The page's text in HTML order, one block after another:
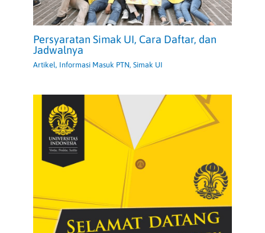
Persyaratan Simak UI, Cara Daftar, dan
Jadwalnya
Artikel, Informasi Masuk PTN,Simak UI